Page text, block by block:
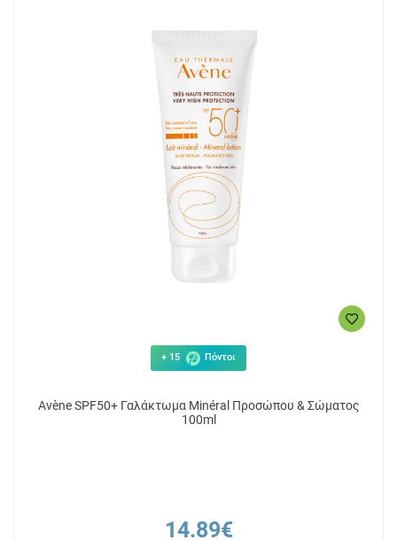
+ 15 Πόντοι
Avène SPF50+ Γαλάκτωμα Minéral Προσώπου & Σώματος
100ml
14.89€